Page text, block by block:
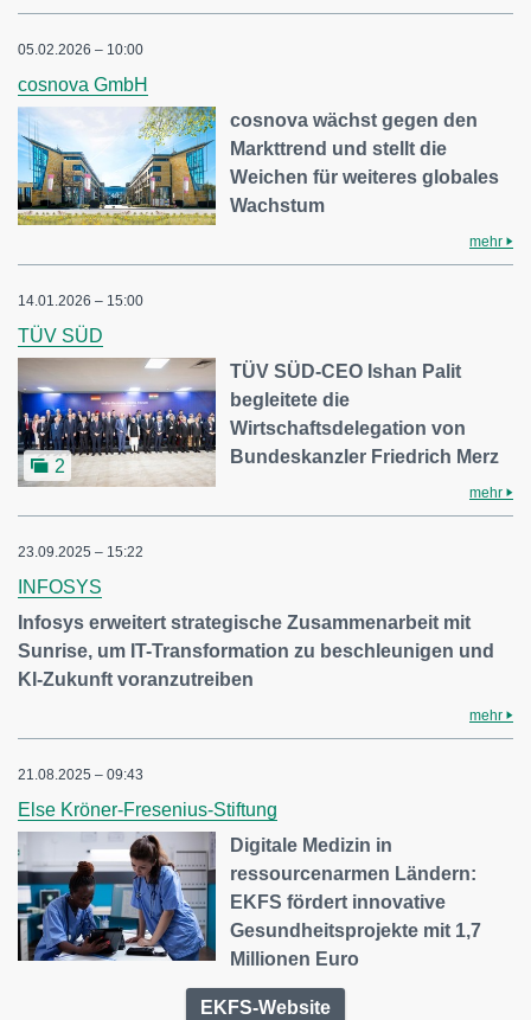
05.02.2026 – 10:00
cosnova GmbH
cosnova wächst gegen den
Markttrend und stellt die
Weichen für weiteres globales
Wachstum
mehr
14.01.2026 – 15:00
TÜV SÜD
2
TÜV SÜD-CEO Ishan Palit
begleitete die
Wirtschaftsdelegation von
Bundeskanzler Friedrich Merz
mehr
23.09.2025 – 15:22
INFOSYS
Infosys erweitert strategische Zusammenarbeit mit
Sunrise, um IT-Transformation zu beschleunigen und
KI-Zukunft voranzutreiben
mehr
21.08.2025 – 09:43
Else Kröner-Fresenius-Stiftung
Digitale Medizin in
ressourcenarmen Ländern:
EKFS fördert innovative
Gesundheitsprojekte mit 1,7
Millionen Euro
EKFS-Website